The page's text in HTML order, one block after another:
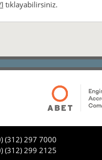
tıklayabilirsiniz.
(312) 297 7000
(312) 299 2125